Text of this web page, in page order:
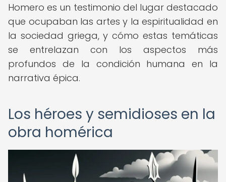
Homero es un testimonio del lugar destacado
que ocupaban las artes y la espiritualidad en
la sociedad griega, y cómo estas temáticas
se entrelazan con los aspectos más
profundos de la condición humana en la
narrativa épica.
Los héroes y semidioses en la
obra homérica